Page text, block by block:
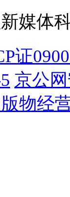
媒体
证
京公
物经